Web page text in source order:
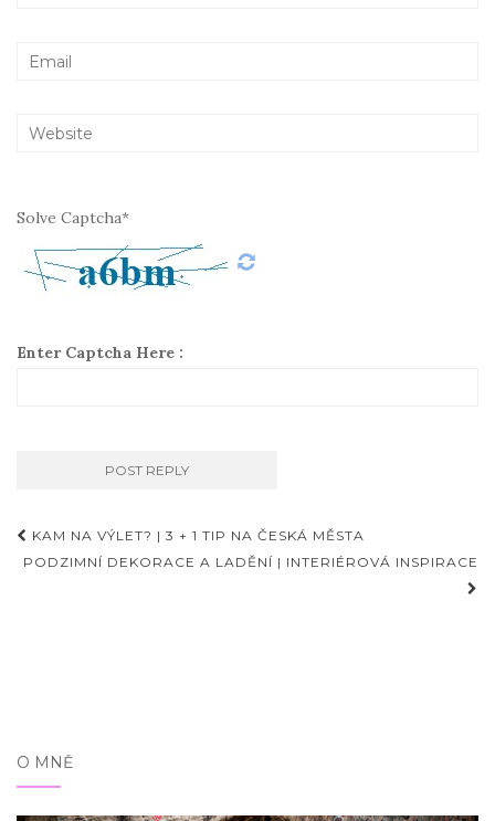
Solve Captcha*
Enter Captcha Here :
Příspěvky
KAM NA VÝLET? | 3 + 1 TIP NA ČESKÁ MĚSTA
PODZIMNÍ DEKORACE A LADĚNÍ | INTERIÉROVÁ INSPIRACE
O MNĚ